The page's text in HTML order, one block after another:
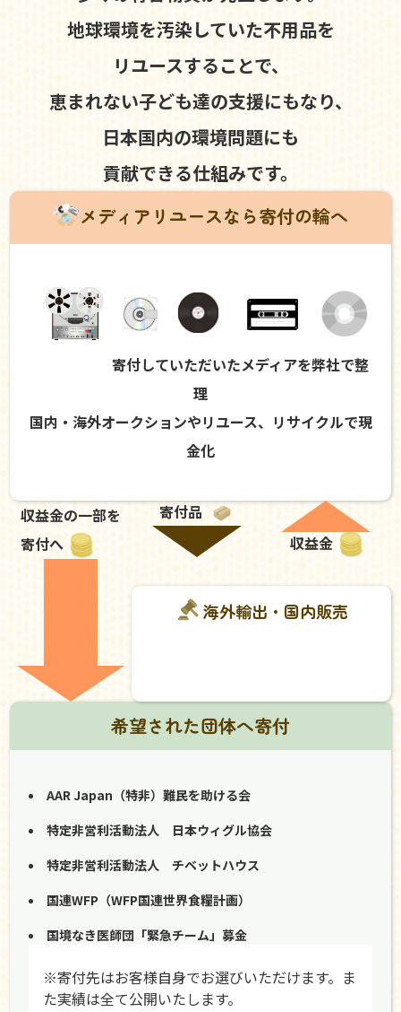
地球環境を汚染していた不用品を
リユースすることで、
恵まれない子ども達の支援にもなり、
日本国内の環境問題にも
貢献できる仕組みです。
メディアリユースなら寄付の輪へ
寄付していただいたメディアを弊社で整
理
国内・海外オークションやリユース、リサイクルで現
金化
収益金の一部を
寄付へ
寄付品
収益金
海外輸出・国内販売
希望された団体へ寄付
AAR Japan（特非）難民を助ける会
特定非営利活動法人 日本ウィグル協会
特定非営利活動法人 チベットハウス
国連WFP（WFP国連世界食糧計画）
国境なき医師団「緊急チーム」募金
※寄付先はお客様自身でお選びいただけます。ま
た実績は全て公開いたします。